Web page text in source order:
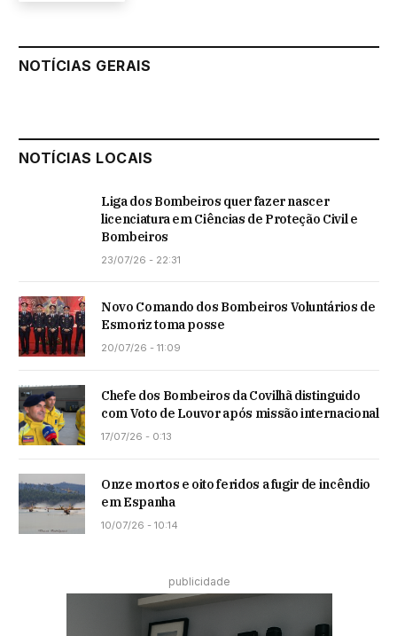
NOTÍCIAS GERAIS
NOTÍCIAS LOCAIS
Liga dos Bombeiros quer fazer nascer
licenciatura em Ciências de Proteção Civil e
Bombeiros
23/07/26 - 22:31
Novo Comando dos Bombeiros Voluntários de
Esmoriz toma posse
20/07/26 - 11:09
Chefe dos Bombeiros da Covilhã distinguido
com Voto de Louvor após missão internacional
17/07/26 - 0:13
Onze mortos e oito feridos a fugir de incêndio
em Espanha
10/07/26 - 10:14
publicidade